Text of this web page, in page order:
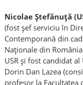
Nicolae Ștefănuță
(fost șef serviciu în
Contemporană din
Naționale din
USR și fost candidat
Dorin Dan Lazea
profesor la Facultatea